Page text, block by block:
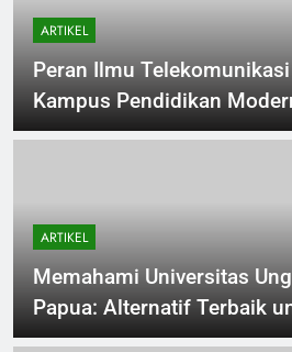
ARTIKEL
Peran Ilmu
Kampus Pendidikan
ARTIKEL
Memahami Universitas
Papua: Alternatif Terbaik
Masa Depan